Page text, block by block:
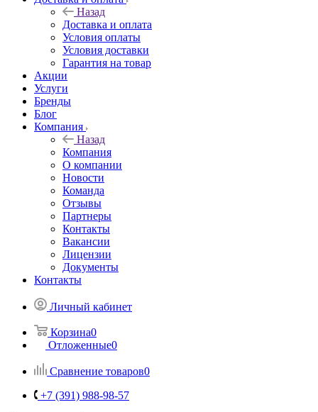
Назад
Доставка и оплата
Условия оплаты
Условия доставки
Гарантия на товар
Акции
Услуги
Бренды
Блог
Компания
Назад
Компания
О компании
Новости
Команда
Отзывы
Партнеры
Контакты
Вакансии
Лицензии
Документы
Контакты
Личный кабинет
Корзина0
Отложенные0
Сравнение товаров0
+7 (391) 988-98-57